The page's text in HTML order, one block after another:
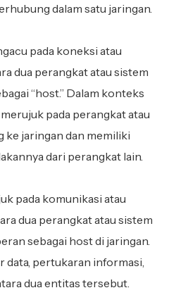
dalam satu jaringan.
pada koneksi atau
dua perangkat atau sistem
“host.” Dalam konteks
pada perangkat atau
jaringan dan memiliki
dari perangkat lain.
pada komunikasi atau
dua perangkat atau sistem
sebagai host di jaringan.
data, pertukaran informasi,
dua entitas tersebut.